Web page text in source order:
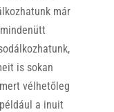
már
is sokan
vélhetőleg
a inuit